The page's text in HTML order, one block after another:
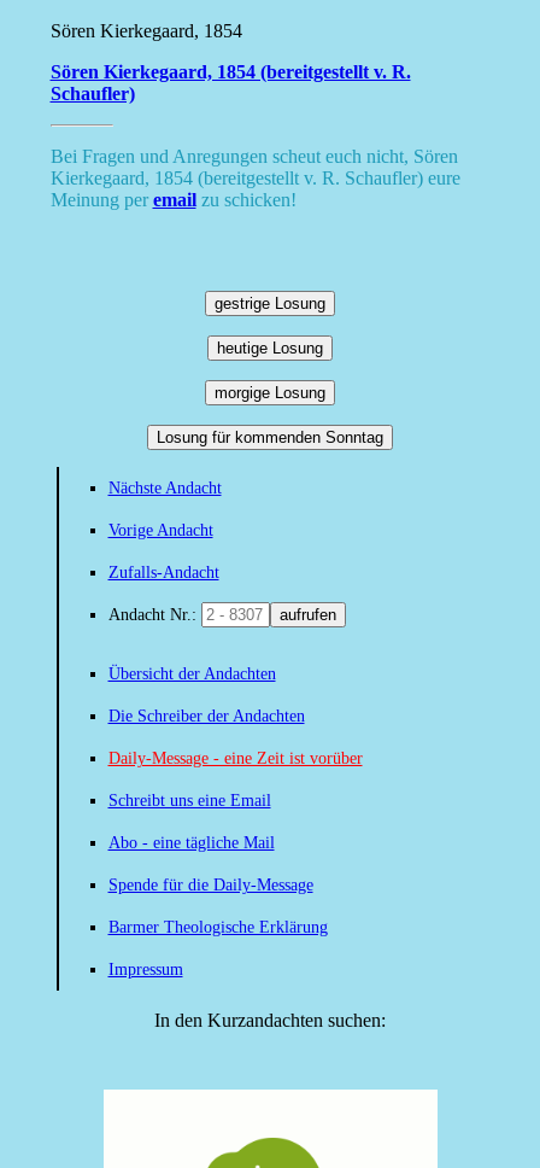
Sören Kierkegaard, 1854
Sören Kierkegaard, 1854 (bereitgestellt v. R.
Schaufler)
Bei Fragen und Anregungen scheut euch nicht, Sören
Kierkegaard, 1854 (bereitgestellt v. R. Schaufler) eure
Meinung peremailzu schicken!
gestrige Losung
heutige Losung
morgige Losung
Losung für kommenden Sonntag
Nächste Andacht
Vorige Andacht
Zufalls-Andacht
Andacht Nr.: aufrufen
Übersicht der Andachten
Die Schreiber der Andachten
Daily-Message - eine Zeit ist vorüber
Schreibt uns eine Email
Abo - eine tägliche Mail
Spende für die Daily-Message
Barmer Theologische Erklärung
Impressum
In den Kurzandachten suchen: